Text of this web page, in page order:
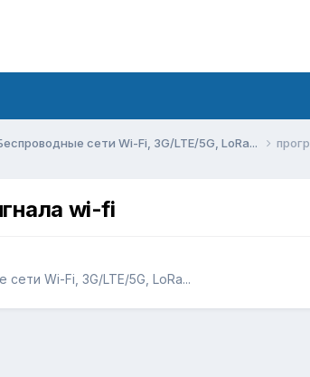
сети Wi-Fi, 3G/LTE/5G, LoRa...
wi-fi
Wi-Fi, 3G/LTE/5G, LoRa...